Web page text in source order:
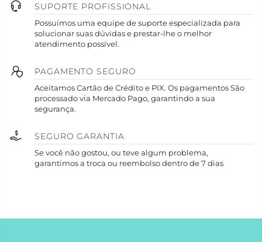
SUPORTE PROFISSIONAL
Possuímos uma equipe de suporte especializada para
solucionar suas dúvidas e prestar-lhe o melhor
atendimento possível.
PAGAMENTO SEGURO
Aceitamos Cartão de Crédito e PIX. Os pagamentos São
processado via Mercado Pago, garantindo a sua
segurança.
SEGURO GARANTIA
Se você não gostou, ou teve algum problema,
garantimos a troca ou reembolso dentro de 7 dias